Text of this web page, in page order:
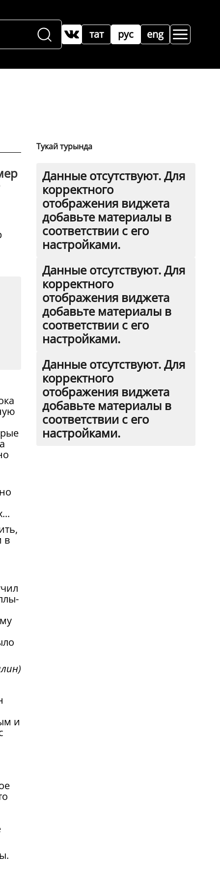
рус
тат eng
в
и
Тукай турында
Данные отсутствуют. Для
корректного
отображения виджета
добавьте материалы в
соответствии с его
настройками.
Данные отсутствуют. Для
корректного
отображения виджета
добавьте материалы в
соответствии с его
настройками.
Данные отсутствуют. Для
корректного
отображения виджета
добавьте материалы в
соответствии с его
настройками.